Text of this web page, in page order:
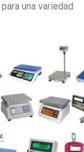
una variedad